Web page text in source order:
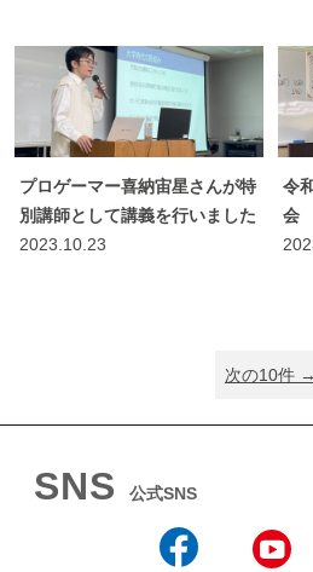
プロゲーマー喜納宙星さんが特
別講師として講義を行いました
2023.10.23
令
会
次の10件 →
SNS 公式SNS